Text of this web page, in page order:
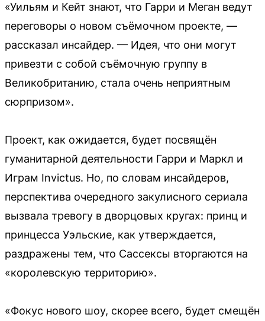
«Уильям и Кейт знают, что Гарри и Меган ведут
переговоры о новом съёмочном проекте, —
рассказал инсайдер. — Идея, что они могут
привезти с собой съёмочную группу в
Великобританию, стала очень неприятным
сюрпризом».
Проект, как ожидается, будет посвящён
гуманитарной деятельности Гарри и Маркл и
Играм Invictus. Но, по словам инсайдеров,
перспектива очередного закулисного сериала
вызвала тревогу в дворцовых кругах: принц и
принцесса Уэльские, как утверждается,
раздражены тем, что Сассексы вторгаются на
«королевскую территорию».
«Фокус нового шоу, скорее всего, будет смещён